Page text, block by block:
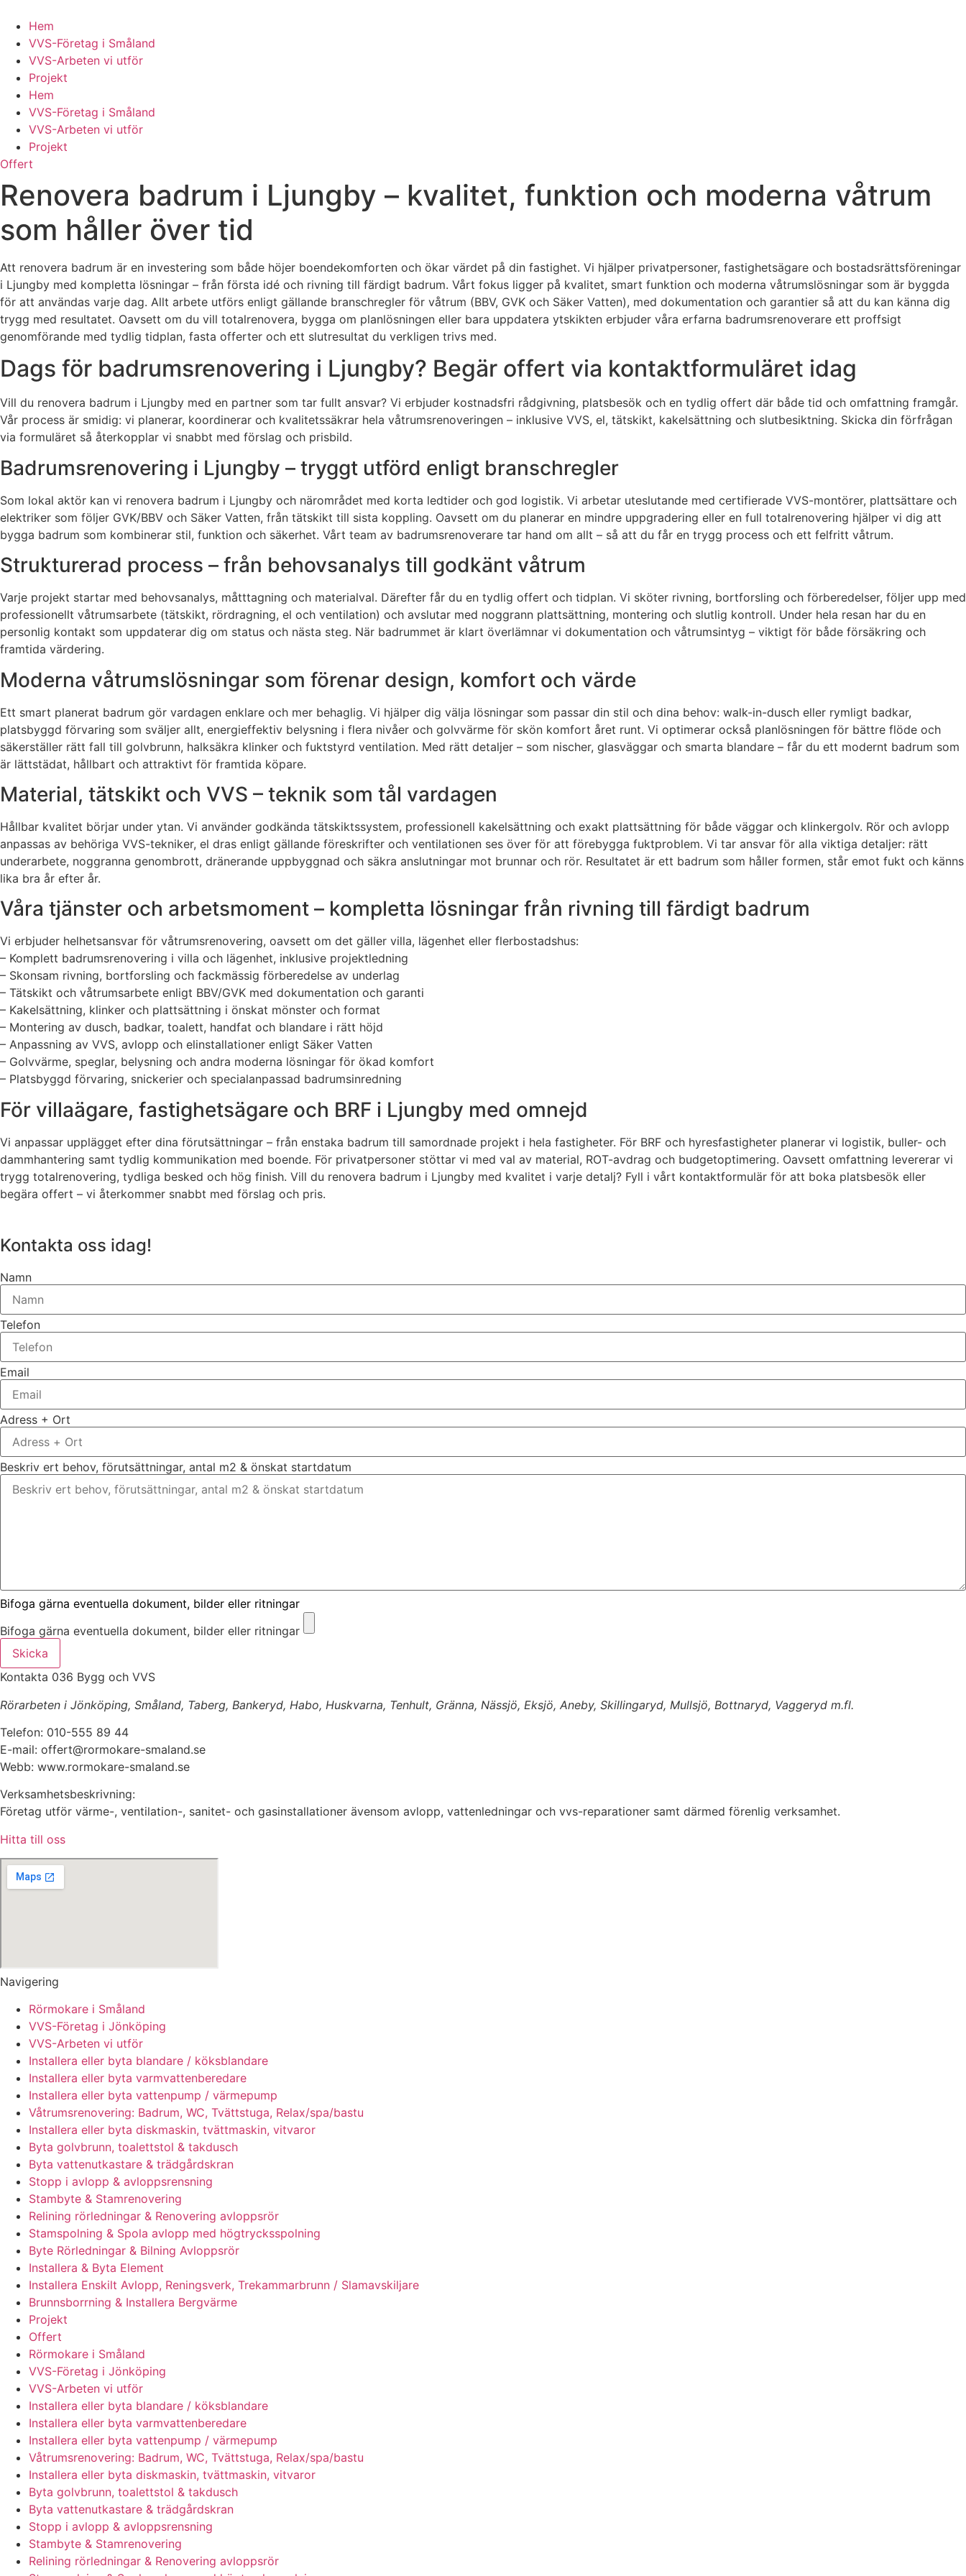
content
Hem
VVS-Företag i Småland
VVS-Arbeten vi utför
Projekt
Hem
VVS-Företag i Småland
VVS-Arbeten vi utför
Projekt
Offert
Renovera badrum i Ljungby – kvalitet, funktion och moderna våtrum
som håller över tid
Att renovera badrum är en investering som både höjer boendekomforten och ökar värdet på din fastighet. Vi hjälper privatpersoner, fastighetsägare och bostadsrättsföreningar
i Ljungby med kompletta lösningar – från första idé och rivning till färdigt badrum. Vårt fokus ligger på kvalitet, smart funktion och moderna våtrumslösningar som är byggda
för att användas varje dag. Allt arbete utförs enligt gällande branschregler för våtrum (BBV, GVK och Säker Vatten), med dokumentation och garantier så att du kan känna dig
trygg med resultatet. Oavsett om du vill totalrenovera, bygga om planlösningen eller bara uppdatera ytskikten erbjuder våra erfarna badrumsrenoverare ett proffsigt
genomförande med tydlig tidplan, fasta offerter och ett slutresultat du verkligen trivs med.
Dags för badrumsrenovering i Ljungby? Begär offert via kontaktformuläret idag
Vill du renovera badrum i Ljungby med en partner som tar fullt ansvar? Vi erbjuder kostnadsfri rådgivning, platsbesök och en tydlig offert där både tid och omfattning framgår.
Vår process är smidig: vi planerar, koordinerar och kvalitetssäkrar hela våtrumsrenoveringen – inklusive VVS, el, tätskikt, kakelsättning och slutbesiktning. Skicka din förfrågan
via formuläret så återkopplar vi snabbt med förslag och prisbild.
Badrumsrenovering i Ljungby – tryggt utförd enligt branschregler
Som lokal aktör kan vi renovera badrum i Ljungby och närområdet med korta ledtider och god logistik. Vi arbetar uteslutande med certifierade VVS-montörer, plattsättare och
elektriker som följer GVK/BBV och Säker Vatten, från tätskikt till sista koppling. Oavsett om du planerar en mindre uppgradering eller en full totalrenovering hjälper vi dig att
bygga badrum som kombinerar stil, funktion och säkerhet. Vårt team av badrumsrenoverare tar hand om allt – så att du får en trygg process och ett felfritt våtrum.
Strukturerad process – från behovsanalys till godkänt våtrum
Varje projekt startar med behovsanalys, måtttagning och materialval. Därefter får du en tydlig offert och tidplan. Vi sköter rivning, bortforsling och förberedelser, följer upp med
professionellt våtrumsarbete (tätskikt, rördragning, el och ventilation) och avslutar med noggrann plattsättning, montering och slutlig kontroll. Under hela resan har du en
personlig kontakt som uppdaterar dig om status och nästa steg. När badrummet är klart överlämnar vi dokumentation och våtrumsintyg – viktigt för både försäkring och
framtida värdering.
Moderna våtrumslösningar som förenar design, komfort och värde
Ett smart planerat badrum gör vardagen enklare och mer behaglig. Vi hjälper dig välja lösningar som passar din stil och dina behov: walk-in-dusch eller rymligt badkar,
platsbyggd förvaring som sväljer allt, energieffektiv belysning i flera nivåer och golvvärme för skön komfort året runt. Vi optimerar också planlösningen för bättre flöde och
säkerställer rätt fall till golvbrunn, halksäkra klinker och fuktstyrd ventilation. Med rätt detaljer – som nischer, glasväggar och smarta blandare – får du ett modernt badrum som
är lättstädat, hållbart och attraktivt för framtida köpare.
Material, tätskikt och VVS – teknik som tål vardagen
Hållbar kvalitet börjar under ytan. Vi använder godkända tätskiktssystem, professionell kakelsättning och exakt plattsättning för både väggar och klinkergolv. Rör och avlopp
anpassas av behöriga VVS-tekniker, el dras enligt gällande föreskrifter och ventilationen ses över för att förebygga fuktproblem. Vi tar ansvar för alla viktiga detaljer: rätt
underarbete, noggranna genombrott, dränerande uppbyggnad och säkra anslutningar mot brunnar och rör. Resultatet är ett badrum som håller formen, står emot fukt och känns
lika bra år efter år.
Våra tjänster och arbetsmoment – kompletta lösningar från rivning till färdigt badrum
Vi erbjuder helhetsansvar för våtrumsrenovering, oavsett om det gäller villa, lägenhet eller flerbostadshus:
– Komplett badrumsrenovering i villa och lägenhet, inklusive projektledning
– Skonsam rivning, bortforsling och fackmässig förberedelse av underlag
– Tätskikt och våtrumsarbete enligt BBV/GVK med dokumentation och garanti
– Kakelsättning, klinker och plattsättning i önskat mönster och format
– Montering av dusch, badkar, toalett, handfat och blandare i rätt höjd
– Anpassning av VVS, avlopp och elinstallationer enligt Säker Vatten
– Golvvärme, speglar, belysning och andra moderna lösningar för ökad komfort
– Platsbyggd förvaring, snickerier och specialanpassad badrumsinredning
För villaägare, fastighetsägare och BRF i Ljungby med omnejd
Vi anpassar upplägget efter dina förutsättningar – från enstaka badrum till samordnade projekt i hela fastigheter. För BRF och hyresfastigheter planerar vi logistik, buller- och
dammhantering samt tydlig kommunikation med boende. För privatpersoner stöttar vi med val av material, ROT-avdrag och budgetoptimering. Oavsett omfattning levererar vi
trygg totalrenovering, tydliga besked och hög finish. Vill du renovera badrum i Ljungby med kvalitet i varje detalj? Fyll i vårt kontaktformulär för att boka platsbesök eller
begära offert – vi återkommer snabbt med förslag och pris.
Kontakta oss idag!
Namn
Telefon
Email
Adress + Ort
Beskriv ert behov, förutsättningar, antal m2 & önskat startdatum
Bifoga gärna eventuella dokument, bilder eller ritningar
Bifoga gärna eventuella dokument, bilder eller ritningar
Skicka
Kontakta 036 Bygg och VVS
Rörarbeten i Jönköping, Småland, Taberg, Bankeryd, Habo, Huskvarna, Tenhult, Gränna, Nässjö, Eksjö, Aneby, Skillingaryd, Mullsjö, Bottnaryd, Vaggeryd m.fl.
Telefon: 010-555 89 44
E-mail: offert@rormokare-smaland.se
Webb: www.rormokare-smaland.se
Verksamhetsbeskrivning:
Företag utför värme-, ventilation-, sanitet- och gasinstallationer ävensom avlopp, vattenledningar och vvs-reparationer samt därmed förenlig verksamhet.
Hitta till oss
Navigering
Rörmokare i Småland
VVS-Företag i Jönköping
VVS-Arbeten vi utför
Installera eller byta blandare / köksblandare
Installera eller byta varmvattenberedare
Installera eller byta vattenpump / värmepump
Våtrumsrenovering: Badrum, WC, Tvättstuga, Relax/spa/bastu
Installera eller byta diskmaskin, tvättmaskin, vitvaror
Byta golvbrunn, toalettstol & takdusch
Byta vattenutkastare & trädgårdskran
Stopp i avlopp & avloppsrensning
Stambyte & Stamrenovering
Relining rörledningar & Renovering avloppsrör
Stamspolning & Spola avlopp med högtrycksspolning
Byte Rörledningar & Bilning Avloppsrör
Installera & Byta Element
Installera Enskilt Avlopp, Reningsverk, Trekammarbrunn / Slamavskiljare
Brunnsborrning & Installera Bergvärme
Projekt
Offert
Rörmokare i Småland
VVS-Företag i Jönköping
VVS-Arbeten vi utför
Installera eller byta blandare / köksblandare
Installera eller byta varmvattenberedare
Installera eller byta vattenpump / värmepump
Våtrumsrenovering: Badrum, WC, Tvättstuga, Relax/spa/bastu
Installera eller byta diskmaskin, tvättmaskin, vitvaror
Byta golvbrunn, toalettstol & takdusch
Byta vattenutkastare & trädgårdskran
Stopp i avlopp & avloppsrensning
Stambyte & Stamrenovering
Relining rörledningar & Renovering avloppsrör